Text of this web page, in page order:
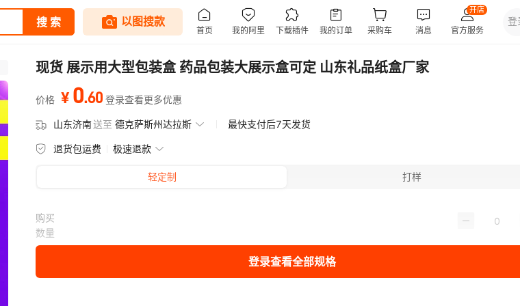
现货 展示用大型包装盒 药品包装大展示盒可定 山东礼品纸盒厂家
价格 ¥ 0.60 登录查看更多优惠
山东济南送至 德克萨斯州达拉斯 最快支付后7天发货
退货包运费 极速退款
轻定制 打样
购买
数量
登录查看全部规格